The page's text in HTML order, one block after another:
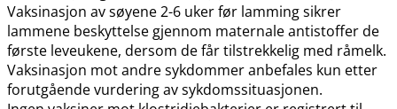
Vaksinasjon av søyene 2-6 uker før lamming sikrer
lammene beskyttelse gjennom maternale antistoffer de
første leveukene, dersom de får tilstrekkelig med råmelk.
Vaksinasjon mot andre sykdommer anbefales kun etter
forutgående vurdering av sykdomssituasjonen.